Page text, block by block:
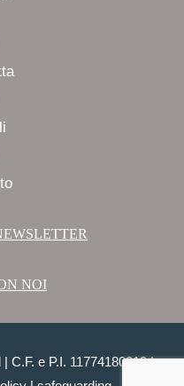
NOI
C.F. e P.I. 11774180019 |